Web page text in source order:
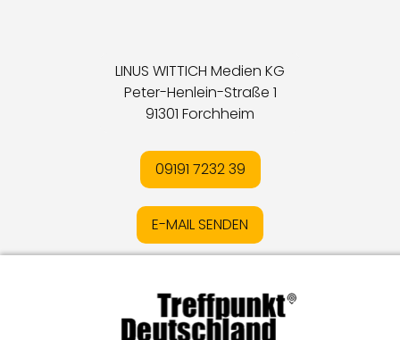
LINUS WITTICH Medien KG
Peter-Henlein-Straße 1
91301 Forchheim
09191 7232 39
E-MAIL SENDEN
DatenschutzIOnline-Streitschlichtung
MediadatenIKontakt IVertrag widerrufen